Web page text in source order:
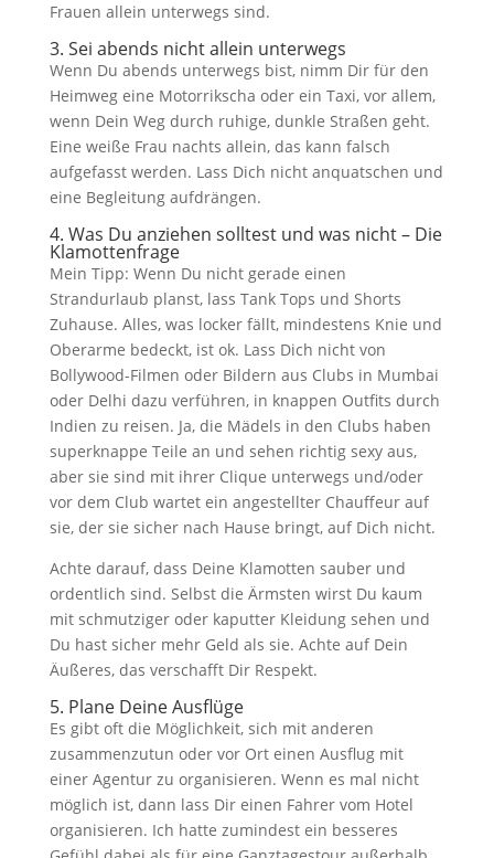
Frauen allein unterwegs sind.
3. Sei abends nicht allein unterwegs
Wenn Du abends unterwegs bist, nimm Dir für den
Heimweg eine Motorrikscha oder ein Taxi, vor allem,
wenn Dein Weg durch ruhige, dunkle Straßen geht.
Eine weiße Frau nachts allein, das kann falsch
aufgefasst werden. Lass Dich nicht anquatschen und
eine Begleitung aufdrängen.
4. Was Du anziehen solltest und was nicht – Die
Klamottenfrage
Mein Tipp: Wenn Du nicht gerade einen
Strandurlaub planst, lass Tank Tops und Shorts
Zuhause. Alles, was locker fällt, mindestens Knie und
Oberarme bedeckt, ist ok. Lass Dich nicht von
Bollywood-Filmen oder Bildern aus Clubs in Mumbai
oder Delhi dazu verführen, in knappen Outfits durch
Indien zu reisen. Ja, die Mädels in den Clubs haben
superknappe Teile an und sehen richtig sexy aus,
aber sie sind mit ihrer Clique unterwegs und/oder
vor dem Club wartet ein angestellter Chauffeur auf
sie, der sie sicher nach Hause bringt, auf Dich nicht.
Achte darauf, dass Deine Klamotten sauber und
ordentlich sind. Selbst die Ärmsten wirst Du kaum
mit schmutziger oder kaputter Kleidung sehen und
Du hast sicher mehr Geld als sie. Achte auf Dein
Äußeres, das verschafft Dir Respekt.
5. Plane Deine Ausflüge
Es gibt oft die Möglichkeit, sich mit anderen
zusammenzutun oder vor Ort einen Ausflug mit
einer Agentur zu organisieren. Wenn es mal nicht
möglich ist, dann lass Dir einen Fahrer vom Hotel
organisieren. Ich hatte zumindest ein besseres